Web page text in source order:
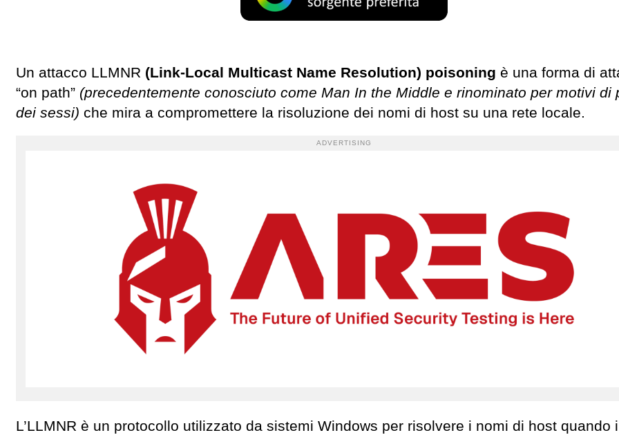
Un attacco LLMNR (Link-Local Multicast Name Resolution) poisoning è una forma di
“on path” (precedentemente conosciuto come Man In the Middle e rinominato per motivi di
dei sessi) che mira a compromettere la risoluzione dei nomi di host su una rete locale.
ADVERTISING
L’LLMNR è un protocollo utilizzato da sistemi Windows per risolvere i nomi di host quando